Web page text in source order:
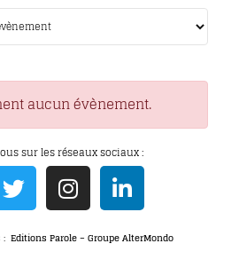
aucun évènement.
sur les réseaux sociaux :
Editions Parole – Groupe AlterMondo